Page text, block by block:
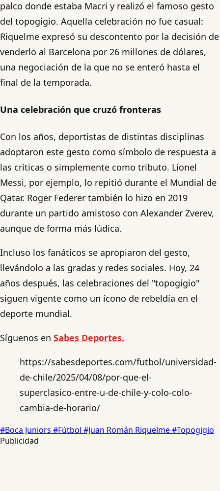
palco donde estaba Macri y realizó el famoso gesto
del topogigio. Aquella celebración no fue casual:
Riquelme expresó su descontento por la decisión de
venderlo al Barcelona por 26 millones de dólares,
una negociación de la que no se enteró hasta el
final de la temporada.
Una celebración que cruzó fronteras
Con los años, deportistas de distintas disciplinas
adoptaron este gesto como símbolo de respuesta a
las críticas o simplemente como tributo. Lionel
Messi, por ejemplo, lo repitió durante el Mundial de
Qatar. Roger Federer también lo hizo en 2019
durante un partido amistoso con Alexander Zverev,
aunque de forma más lúdica.
Incluso los fanáticos se apropiaron del gesto,
llevándolo a las gradas y redes sociales. Hoy, 24
años después, las celebraciones del "topogigio"
siguen vigente como un ícono de rebeldía en el
deporte mundial.
Síguenos en Sabes Deportes.
https://sabesdeportes.com/futbol/universidad-
de-chile/2025/04/08/por-que-el-
superclasico-entre-u-de-chile-y-colo-colo-
cambia-de-horario/
#Boca Juniors #Fútbol #Juan Román Riquelme#Topogigio
Publicidad